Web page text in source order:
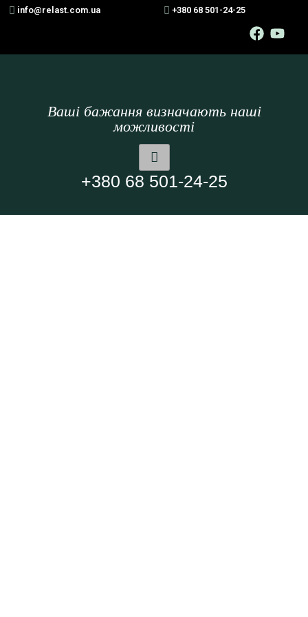
info@relast.com.ua +380 68 501-24-25
Ваші бажання визначають наші
можливості
+380 68 501-24-25